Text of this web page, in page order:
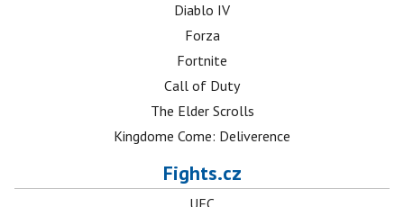
Diablo IV
Forza
Fortnite
Call of Duty
The Elder Scrolls
Kingdome Come: Deliverence
Fights.cz